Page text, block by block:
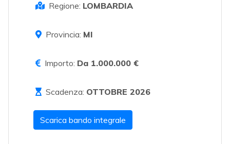
Regione: LOMBARDIA
Provincia: MI
Importo: Da 1.000.000 €
Scadenza: OTTOBRE 2026
Scarica bando integrale